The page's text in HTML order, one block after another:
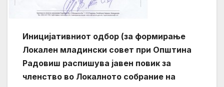
Иницијативниот одбор (за формирање
Локален младински совет при Општина
Радовиш распишува јавен повик за
членство во Локалното собрание на